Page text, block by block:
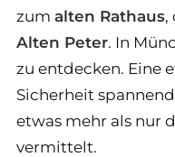
zum alten Rathaus,
Alten Peter. In
zu entdecken. Eine
Sicherheit
etwas mehr als nur
vermittelt.